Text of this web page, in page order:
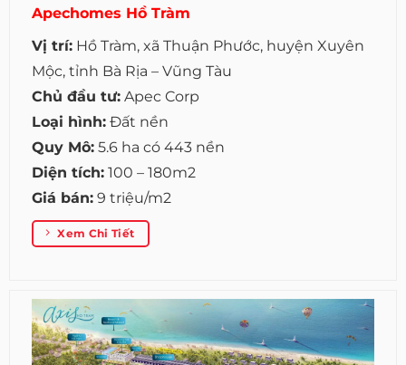
Apechomes Hồ Tràm
Vị trí: Hồ Tràm, xã Thuận Phước, huyện Xuyên
Mộc, tỉnh Bà Rịa – Vũng Tàu
Chủ đầu tư: Apec Corp
Loại hình: Đất nền
Quy Mô: 5.6 ha có 443 nền
Diện tích: 100 – 180m2
Giá bán: 9 triệu/m2
Xem Chi Tiết